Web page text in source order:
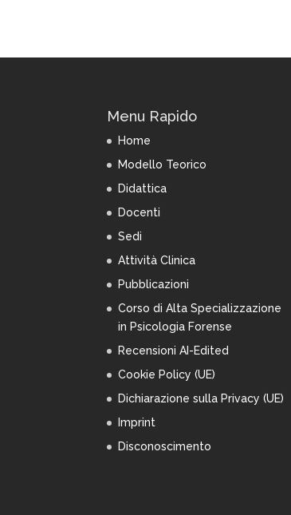
Menu Rapido
Home
Modello Teorico
Didattica
Docenti
Sedi
Attività Clinica
Pubblicazioni
Corso di Alta Specializzazione
in Psicologia Forense
Recensioni AI-Edited
Cookie Policy (UE)
Dichiarazione sulla Privacy (UE)
Imprint
Disconoscimento